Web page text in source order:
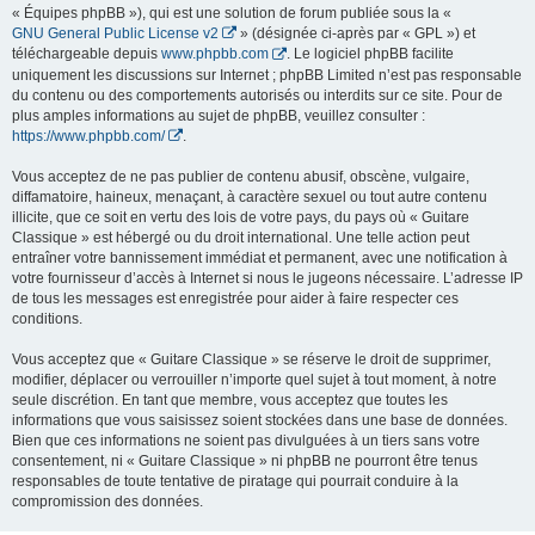
« Équipes phpBB »), qui est une solution de forum publiée sous la «
GNU General Public License v2
» (désignée ci-après par « GPL ») et
téléchargeable depuis www.phpbb.com
. Le logiciel phpBB facilite
uniquement les discussions sur Internet ; phpBB Limited n’est pas responsable
du contenu ou des comportements autorisés ou interdits sur ce site. Pour de
plus amples informations au sujet de phpBB, veuillez consulter :
https://www.phpbb.com/
Vous acceptez de ne pas publier de contenu abusif, obscène, vulgaire,
diffamatoire, haineux, menaçant, à caractère sexuel ou tout autre contenu
illicite, que ce soit en vertu des lois de votre pays, du pays où « Guitare
Classique » est hébergé ou du droit international. Une telle action peut
entraîner votre bannissement immédiat et permanent, avec une notification à
votre fournisseur d’accès à Internet si nous le jugeons nécessaire. L’adresse IP
de tous les messages est enregistrée pour aider à faire respecter ces
conditions.
Vous acceptez que « Guitare Classique » se réserve le droit de supprimer,
modifier, déplacer ou verrouiller n’importe quel sujet à tout moment, à notre
seule discrétion. En tant que membre, vous acceptez que toutes les
informations que vous saisissez soient stockées dans une base de données.
Bien que ces informations ne soient pas divulguées à un tiers sans votre
consentement, ni « Guitare Classique » ni phpBB ne pourront être tenus
responsables de toute tentative de piratage qui pourrait conduire à la
compromission des données.